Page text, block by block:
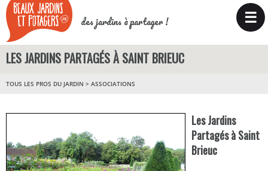
des jardins à partager ! ☰
LES JARDINS PARTAGÉS À SAINT BRIEUC
TOUS LES PROS DU JARDIN > ASSOCIATIONS
Les Jardins
Partagés à Saint
Brieuc